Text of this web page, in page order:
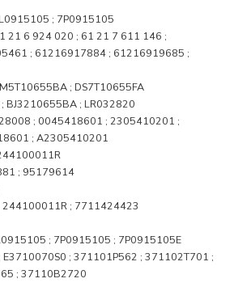
; 7P0915105
21 6 924 020 ; 61 21 7 611 146 ;
; 61216917884 ; 61216919685 ;
; DS7T10655FA
BJ3210655BA ; LR032820
; 0045418601 ; 2305410201 ;
; A2305410201
; 95179614
; 7711424423
; 7P0915105 ; 7P0915105E
; 371101P562 ; 371102T701 ;
; 37110B2720